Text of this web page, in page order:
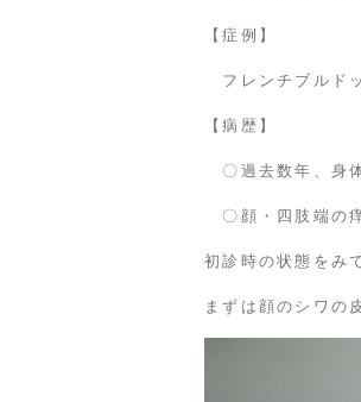
【症例】
フレンチブル
【病歴】
〇過去数年、身
〇顔・四肢端の
初診時の状態をみ
まずは顔のシワの